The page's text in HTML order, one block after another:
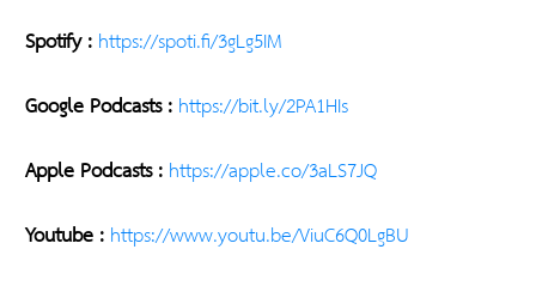
Spotify :https://spoti.fi/3gLg5IM
Google Podcasts :https://bit.ly/2PA1HIs
Apple Podcasts :https://apple.co/3aLS7JQ
Youtube :https://www.youtu.be/ViuC6Q0LgBU